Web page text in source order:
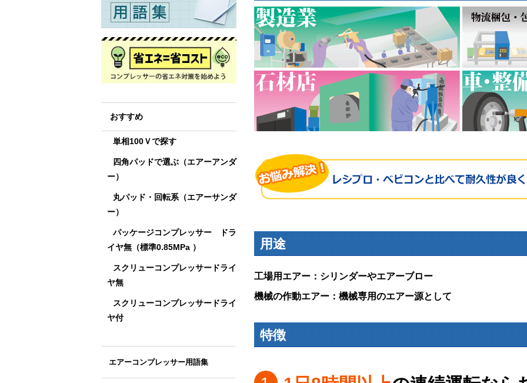
用途
工場用エアー：シリンダーやエアーブロー
機械の作動エアー：機械専用のエアー源として
特徴
おすすめ
単相100Ｖで探す
四角パッドで選ぶ（エアーアンダ
ー）
丸パッド・回転系（エアーサンダ
ー）
パッケージコンプレッサー ドラ
イヤ無（標準0.85MPa ）
スクリューコンプレッサードライ
ヤ無
スクリューコンプレッサードライ
ヤ付
エアーコンプレッサー用語集